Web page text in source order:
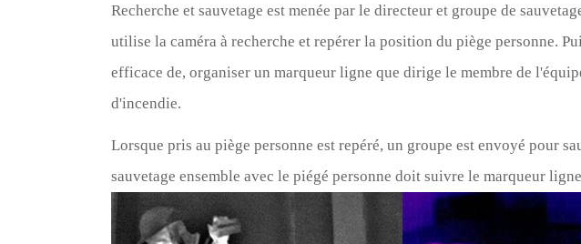
Recherche et sauvetage est menée par le directeur et groupe de
utilise la caméra à recherche et repérer la position du piège personne.
efficace de, organiser un marqueur ligne que dirige le membre de
d'incendie.
Lorsque pris au piège personne est repéré, un groupe est envoyé pour
sauvetage ensemble avec le piégé personne doit suivre le marqueur